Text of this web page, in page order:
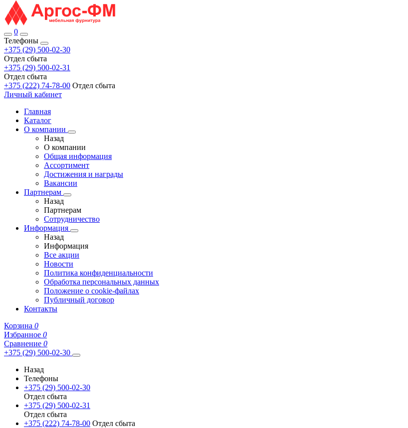
0
Телефоны
+375 (29) 500-02-30
Отдел сбыта
+375 (29) 500-02-31
Отдел сбыта
+375 (222) 74-78-00 Отдел сбыта
Личный кабинет
Главная
Каталог
О компании
Назад
О компании
Общая информация
Ассортимент
Достижения и награды
Вакансии
Партнерам
Назад
Партнерам
Сотрудничество
Информация
Назад
Информация
Все акции
Новости
Политика конфиденциальности
Обработка персональных данных
Положение о cookie-файлах
Публичный договор
Контакты
Корзина 0
Избранное 0
Сравнение 0
+375 (29) 500-02-30
Назад
Телефоны
+375 (29) 500-02-30
Отдел сбыта
+375 (29) 500-02-31
Отдел сбыта
+375 (222) 74-78-00 Отдел сбыта